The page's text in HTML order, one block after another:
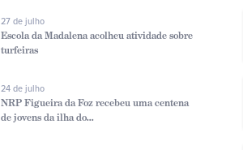
27 de julho
Escola da Madalena acolheu atividade sobre
turfeiras
24 de julho
NRP Figueira da Foz recebeu uma centena
de jovens da ilha do...